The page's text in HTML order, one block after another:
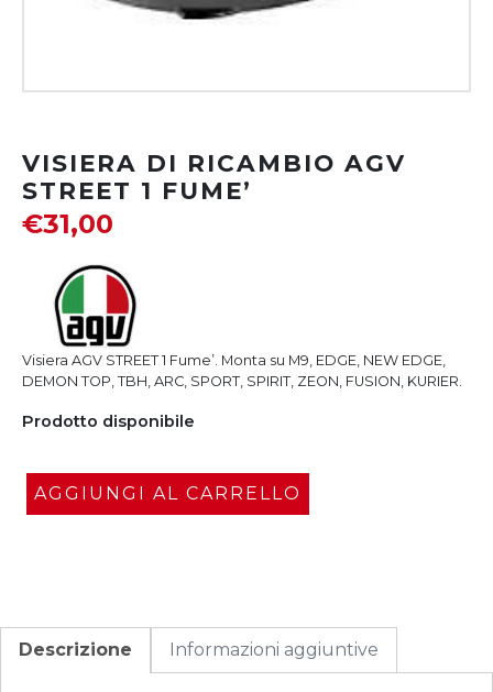
VISIERA DI RICAMBIO AGV
STREET 1 FUME’
€31,00
Visiera AGV STREET 1 Fume’. Monta su M9, EDGE, NEW EDGE,
DEMON TOP, TBH, ARC, SPORT, SPIRIT, ZEON, FUSION, KURIER.
Prodotto disponibile
AGGIUNGI AL CARRELLO
Descrizione Informazioni aggiuntive